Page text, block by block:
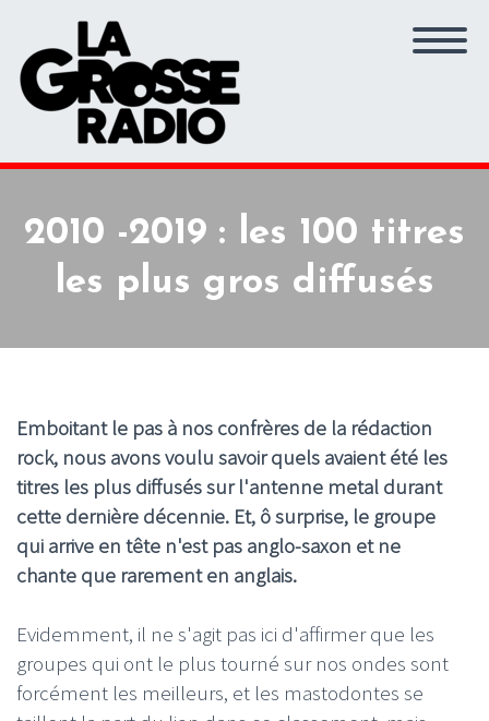
2010 -2019 : les 100 titres
les plus gros diffusés
Emboitant le pas à nos confrères de la rédaction
rock, nous avons voulu savoir quels avaient été les
titres les plus diffusés sur l'antenne metal durant
cette dernière décennie. Et, ô surprise, le groupe
qui arrive en tête n'est pas anglo-saxon et ne
chante que rarement en anglais.
Evidemment, il ne s'agit pas ici d'affirmer que les
groupes qui ont le plus tourné sur nos ondes sont
forcément les meilleurs, et les mastodontes se